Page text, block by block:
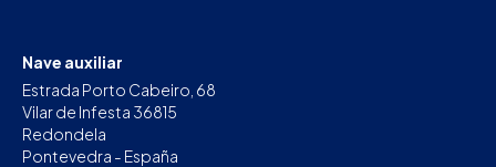
Nave auxiliar
Estrada Porto Cabeiro, 68
Vilar de Infesta 36815
Redondela
Pontevedra - España